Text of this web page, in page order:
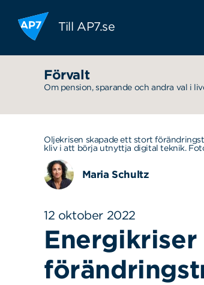
Hoppa till innehållet
Till AP7.se
Förvalt
Om pension, sparande och andra val i
Oljekrisen skapade ett stort
kliv i att börja utnyttja digital teknik.
Maria Schultz
12 oktober 2022
Energikriser